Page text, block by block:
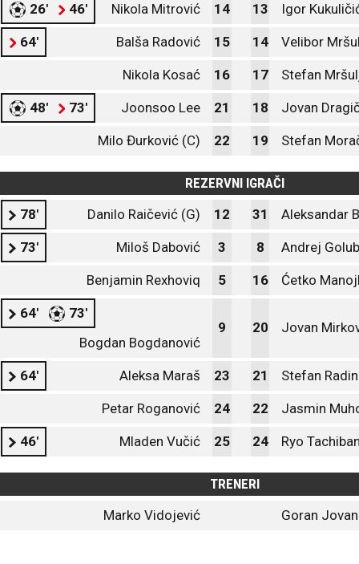
26' 46' Nikola Mitrović 14 13 Igor
64' Balša Radović 15 14 Velibor
Nikola Kosać 16 17 Stefan
48' 73' Joonsoo Lee 21 18 Jovan
Milo Đurković (C) 22 19 Stefan
REZERVNI IGRAČI
78'
Danilo Raičević (G) 12 31 Aleksandar
73' Miloš Dabović 3 8 Andrej Golub
Benjamin Rexhoviq 5 16 Ćetko
64'
73'
Bogdan Bogdanović
9 20 Jovan
64' Aleksa Maraš 23 21 Stefan
Petar Roganović 24 22 Jasmin
46' Mladen Vučić 25 24 Ryo
TRENERI
Marko Vidojević
Goran